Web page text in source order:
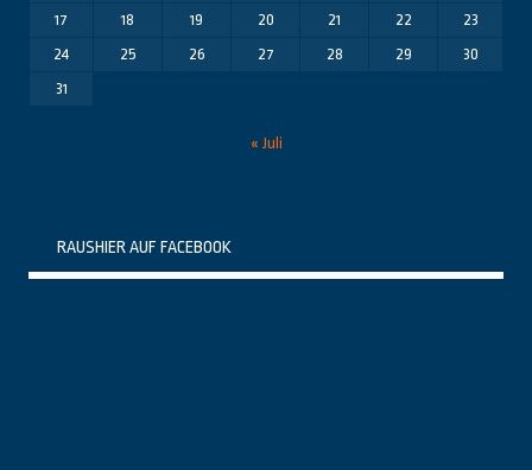
17
18 19 20 21 22
23
24
25 26 27 28 29
30
31
« Juli
RAUSHIER AUF FACEBOOK